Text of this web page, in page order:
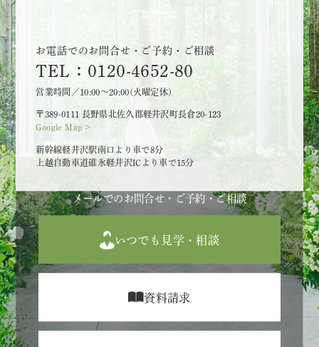
お電話でのお問合せ・ご予約・ご相談
TEL：0120-4652-80
営業時間／10:00～20:00(火曜定休)
〒389-0111 長野県北佐久郡軽井沢町長倉20-123
Google Map >
新幹線軽井沢駅南口より車で8分
上越自動車道碓氷軽井沢ICより車で15分
メールでのお問合せ・ご予約・ご相談
いつでも見学・相談
資料請求